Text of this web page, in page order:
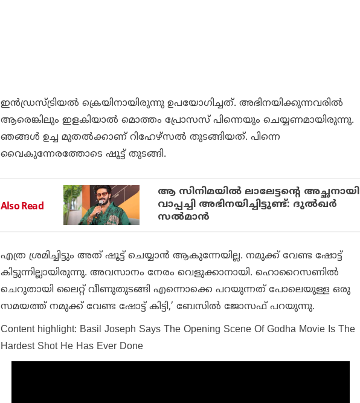
ഇന്‍ഡ്രസ്ട്രിയല്‍ ക്രെയിനായിരുന്നു ഉപയോഗിച്ചത്. അഭിനയിക്കുന്നവരില്‍
ആരെങ്കിലും ഇളകിയാല്‍ മൊത്തം പ്രോസസ് പിന്നെയും ചെയ്യണമായിരുന്നു.
ഞങ്ങള്‍ ഉച്ച മുതല്‍ക്കാണ് റിഹേഴ്‌സല്‍ തുടങ്ങിയത്. പിന്നെ
വൈകുന്നേരത്തോടെ ഷൂട്ട് തുടങ്ങി.
Also Read
ആ സിനിമയില്‍ ലാലേട്ടന്റെ അച്ഛനായി
വാപ്പച്ചി അഭിനയിച്ചിട്ടുണ്ട്: ദുല്‍ഖര്‍
സല്‍മാന്‍
എത്ര ശ്രമിച്ചിട്ടും അത് ഷൂട്ട് ചെയ്യാന്‍ ആകുന്നേയില്ല. നമുക്ക് വേണ്ട ഷോട്ട്
കിട്ടുന്നില്ലായിരുന്നു. അവസാനം നേരം വെളുക്കാനായി. ഹൊറൈസണില്‍
ചെറുതായി ലൈറ്റ് വീണുതുടങ്ങി എന്നൊക്കെ പറയുന്നത് പോലെയുള്ള ഒരു
സമയത്ത് നമുക്ക് വേണ്ട ഷോട്ട് കിട്ടി,’ ബേസില്‍ ജോസഫ് പറയുന്നു.
Content highlight: Basil Joseph Says The Opening Scene Of Godha Movie Is The
Hardest Shot He Has Ever Done